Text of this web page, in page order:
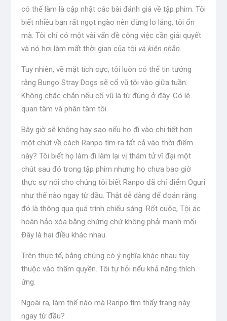
có thể làm là cập nhật các bài đánh giá về tập phim. Tôi
biết nhiều bạn rất ngọt ngào nên đừng lo lắng, tôi ổn
mà. Tôi chỉ có một vài vấn đề công việc cần giải quyết
và nó hơi làm mất thời gian của tôi và kiên nhẫn.
Tuy nhiên, về mặt tích cực, tôi luôn có thể tin tưởng
rằng Bungo Stray Dogs sẽ cổ vũ tôi vào giữa tuần.
Không chắc chắn nếu cổ vũ là từ đúng ở đây. Có lẽ
quan tâm và phân tâm tôi.
Bây giờ sẽ không hay sao nếu họ đi vào chi tiết hơn
một chút về cách Ranpo tìm ra tất cả vào thời điểm
này? Tôi biết họ làm đi làm lại vị thám tử vĩ đại một
chút sau đó trong tập phim nhưng họ chưa bao giờ
thực sự nói cho chúng tôi biết Ranpo đã chỉ điểm Oguri
như thế nào ngay từ đầu. Thật dễ dàng để đoán rằng
đó là thông qua quá trình chiếu sáng. Rốt cuộc, Tội ác
hoàn hảo xóa bằng chứng chứ không phải manh mối.
Đây là hai điều khác nhau.
Trên thực tế, bằng chứng có ý nghĩa khác nhau tùy
thuộc vào thẩm quyền. Tôi tự hỏi nếu khả năng thích
ứng.
Ngoài ra, làm thế nào mà Ranpo tìm thấy trang này
ngay từ đầu?